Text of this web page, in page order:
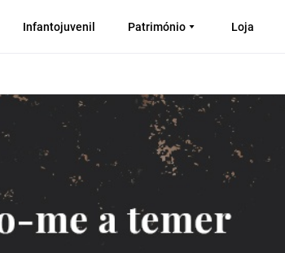
Infantojuvenil Património Loja